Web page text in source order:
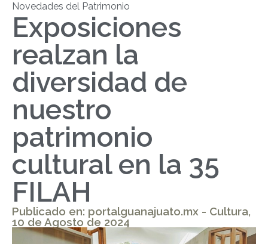
Novedades del Patrimonio
Exposiciones
realzan la
diversidad de
nuestro
patrimonio
cultural en la 35
FILAH
Publicado en: portalguanajuato.mx - Cultura,
10 de Agosto de 2024